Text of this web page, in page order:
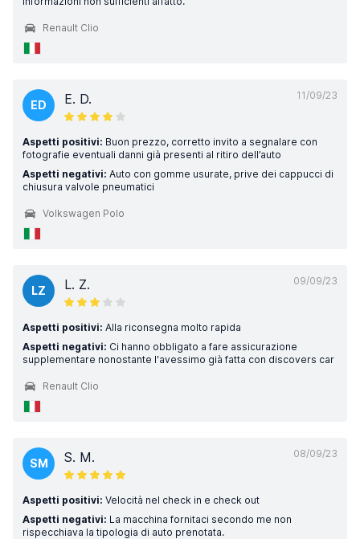
Renault Clio
11/09/23
ED E. D.
Aspetti positivi: Buon prezzo, corretto invito a segnalare con
fotografie eventuali danni già presenti al ritiro dell’auto
Aspetti negativi: Auto con gomme usurate, prive dei cappucci di
chiusura valvole pneumatici
Volkswagen Polo
09/09/23
LZ L. Z.
Aspetti positivi: Alla riconsegna molto rapida
Aspetti negativi: Ci hanno obbligato a fare assicurazione
supplementare nonostante l'avessimo già fatta con discovers car
Renault Clio
08/09/23
SM S. M.
Aspetti positivi: Velocità nel check in e check out
Aspetti negativi: La macchina fornitaci secondo me non
rispecchiava la tipologia di auto prenotata.